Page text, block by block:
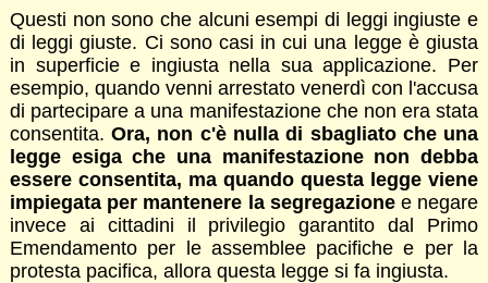
Questi non sono che alcuni esempi di leggi ingiuste e
di leggi giuste. Ci sono casi in cui una legge è giusta
in superficie e ingiusta nella sua applicazione. Per
esempio, quando venni arrestato venerdì con l'accusa
di partecipare a una manifestazione che non era stata
consentita.Ora, non c'è nulla di sbagliato che una
legge esiga che una manifestazione non debba
essere consentita, ma quando questa legge viene
impiegata per mantenere la segregazionee negare
invece ai cittadini il privilegio garantito dal Primo
Emendamento per le assemblee pacifiche e per la
protesta pacifica, allora questa legge si fa ingiusta.